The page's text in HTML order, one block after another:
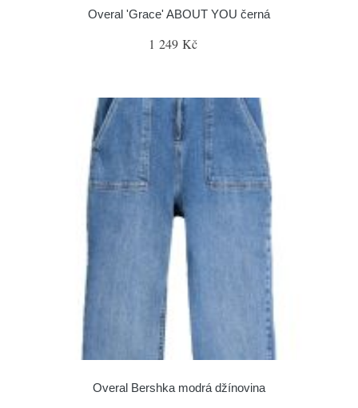
Overal 'Grace' ABOUT YOU černá
1 249 Kč
Overal Bershka modrá džínovina